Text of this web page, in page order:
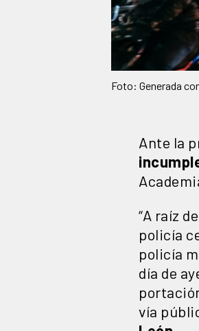
Foto: Generada
Ante la
“A raíz
policía
policía
día de
vía